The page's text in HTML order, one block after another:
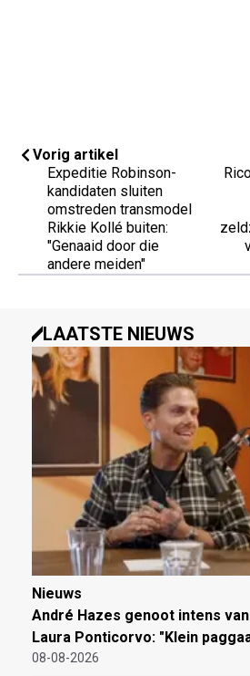
Vorig artikel
Expeditie Robinson-
kandidaten sluiten
omstreden transmodel
Rikkie Kollé buiten:
"Genaaid door die
andere meiden"
LAATSTE NIEUWS
Nieuws
André Hazes genoot intens
Laura Ponticorvo: "Klein
08-08-2026